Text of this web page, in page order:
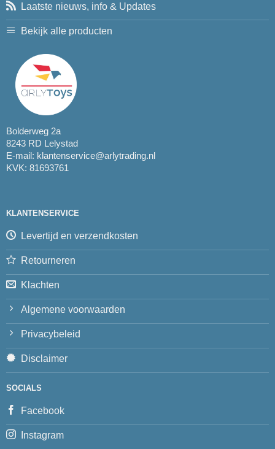
Laatste nieuws, info & Updates
Bekijk alle producten
Bolderweg 2a
8243 RD Lelystad
E-mail: klantenservice@arlytrading.nl
KVK: 81693761
KLANTENSERVICE
Levertijd en verzendkosten
Retourneren
Klachten
Algemene voorwaarden
Privacybeleid
Disclaimer
SOCIALS
Facebook
Instagram